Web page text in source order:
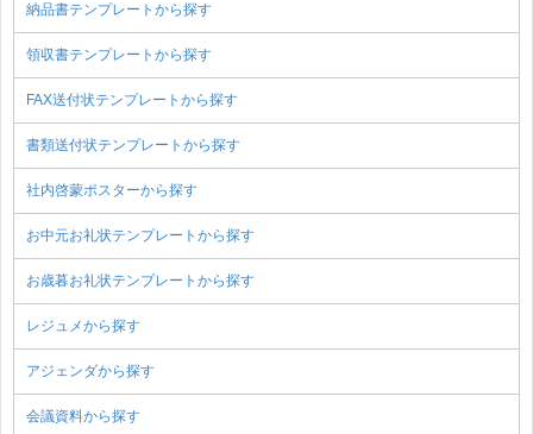
納品書テンプレートから探す
領収書テンプレートから探す
FAX送付状テンプレートから探す
書類送付状テンプレートから探す
社内啓蒙ポスターから探す
お中元お礼状テンプレートから探す
お歳暮お礼状テンプレートから探す
レジュメから探す
アジェンダから探す
会議資料から探す